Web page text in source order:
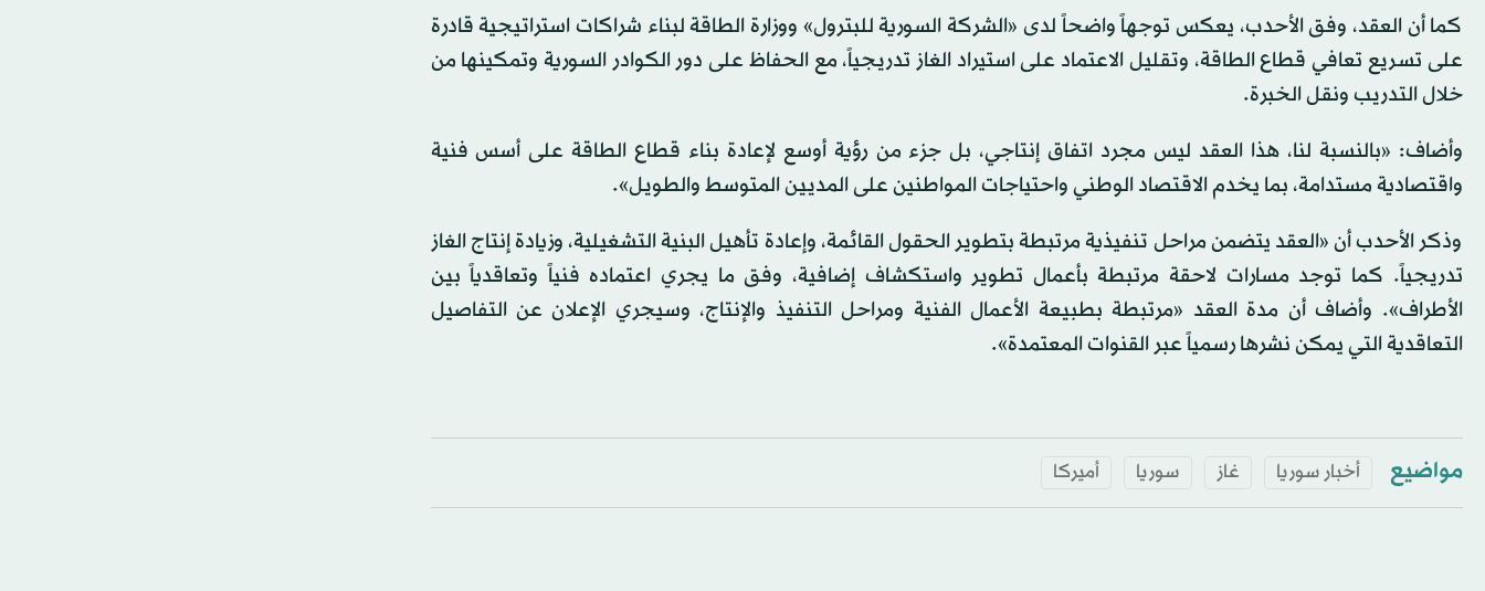
كما أن العقد، وفق الأحدب، يعكس توجهاً واضحاً لدى «الشركة السورية للبترول» ووزارة الطاقة لبناء شراكات استراتيجية قادرة
على تسريع تعافي قطاع الطاقة، وتقليل الاعتماد على استيراد الغاز تدريجياً، مع الحفاظ على دور الكوادر السورية وتمكينها من
خلال التدريب ونقل الخبرة.
وأضاف: «بالنسبة لنا، هذا العقد ليس مجرد اتفاق إنتاجي، بل جزء من رؤية أوسع لإعادة بناء قطاع الطاقة على أسس فنية
واقتصادية مستدامة، بما يخدم الاقتصاد الوطني واحتياجات المواطنين على المديين المتوسط والطويل».
وذكر الأحدب أن «العقد يتضمن مراحل تنفيذية مرتبطة بتطوير الحقول القائمة، وإعادة تأهيل البنية التشغيلية، وزيادة إنتاج الغاز
تدريجياً. كما توجد مسارات لاحقة مرتبطة بأعمال تطوير واستكشاف إضافية، وفق ما يجري اعتماده فنياً وتعاقدياً بين
الأطراف». وأضاف أن مدة العقد «مرتبطة بطبيعة الأعمال الفنية ومراحل التنفيذ والإنتاج، وسيجري الإعلان عن التفاصيل
التعاقدية التي يمكن نشرها رسمياً عبر القنوات المعتمدة».
مواضيع أخبار سوريا غاز سوريا أميركا